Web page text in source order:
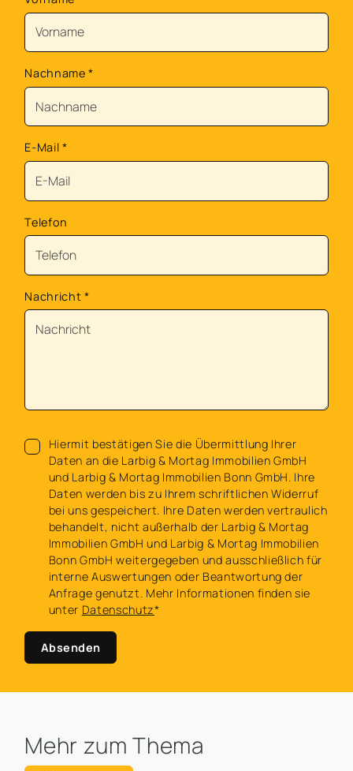
Nachname*
E-Mail *
Telefon
Nachricht *
Hiermit bestätigen Sie die Übermittlung Ihrer
Daten an die Larbig & Mortag Immobilien GmbH
und Larbig & Mortag Immobilien Bonn GmbH. Ihre
Daten werden bis zu Ihrem schriftlichen Widerruf
bei uns gespeichert. Ihre Daten werden vertraulich
behandelt, nicht außerhalb der Larbig & Mortag
Immobilien GmbH und Larbig & Mortag Immobilien
Bonn GmbH weitergegeben und ausschließlich für
interne Auswertungen oder Beantwortung der
Anfrage genutzt. Mehr Informationen finden sie
unter Datenschutz*
Absenden
Mehr zum Thema